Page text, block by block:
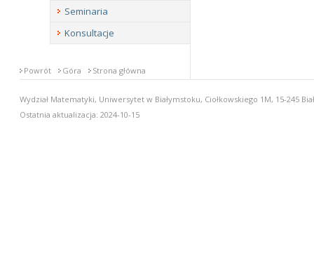
Seminaria
Konsultacje
Powrót Góra Strona główna
Wydział Matematyki, Uniwersytet w Białymstoku, Ciołkowskiego 1M, 15-245
Ostatnia aktualizacja: 2024-10-15